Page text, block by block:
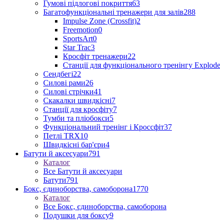
Гумові підлогові покриття63
Багатофункціональні тренажери для залів288
Impulse Zone (Crossfit)2
Freemotion0
SportsArt0
Star Trac3
Кросфіт тренажери22
Станції для функціонального тренінгу Explode
Сендбегі22
Силові рами26
Силові стрічки41
Скакалки швидкісні7
Станції для кросфіту7
Тумби та пліобокси5
Функціональний тренінг і Кроссфіт37
Петлі TRX10
Швидкісні бар'єри4
Батути й аксесуари791
Каталог
Все Батути й аксесуари
Батути791
Бокс, єдиноборства, самоборона1770
Каталог
Все Бокс, єдиноборства, самоборона
Подушки для боксу9